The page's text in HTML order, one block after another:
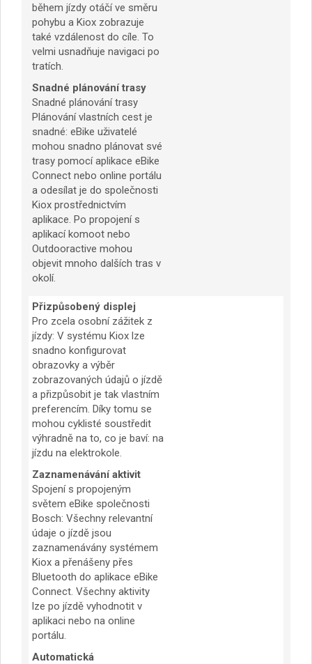
během jízdy otáčí ve směru
pohybu a Kiox zobrazuje
také vzdálenost do cíle. To
velmi usnadňuje navigaci po
tratích.
Snadné plánování trasy
Snadné plánování trasy
Plánování vlastních cest je
snadné: eBike uživatelé
mohou snadno plánovat své
trasy pomocí aplikace eBike
Connect nebo online portálu
a odesílat je do společnosti
Kiox prostřednictvím
aplikace. Po propojení s
aplikací komoot nebo
Outdooractive mohou
objevit mnoho dalších tras v
okolí.
Přizpůsobený displej
Pro zcela osobní zážitek z
jízdy: V systému Kiox lze
snadno konfigurovat
obrazovky a výběr
zobrazovaných údajů o jízdě
a přizpůsobit je tak vlastním
preferencím. Díky tomu se
mohou cyklisté soustředit
výhradně na to, co je baví: na
jízdu na elektrokole.
Zaznamenávání aktivit
Spojení s propojeným
světem eBike společnosti
Bosch: Všechny relevantní
údaje o jízdě jsou
zaznamenávány systémem
Kiox a přenášeny přes
Bluetooth do aplikace eBike
Connect. Všechny aktivity
lze po jízdě vyhodnotit v
aplikaci nebo na online
portálu.
Automatická